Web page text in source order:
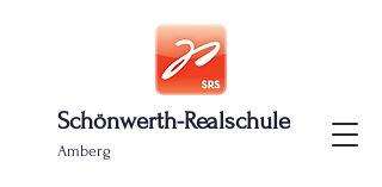
Schönwerth-Realschule
Amberg